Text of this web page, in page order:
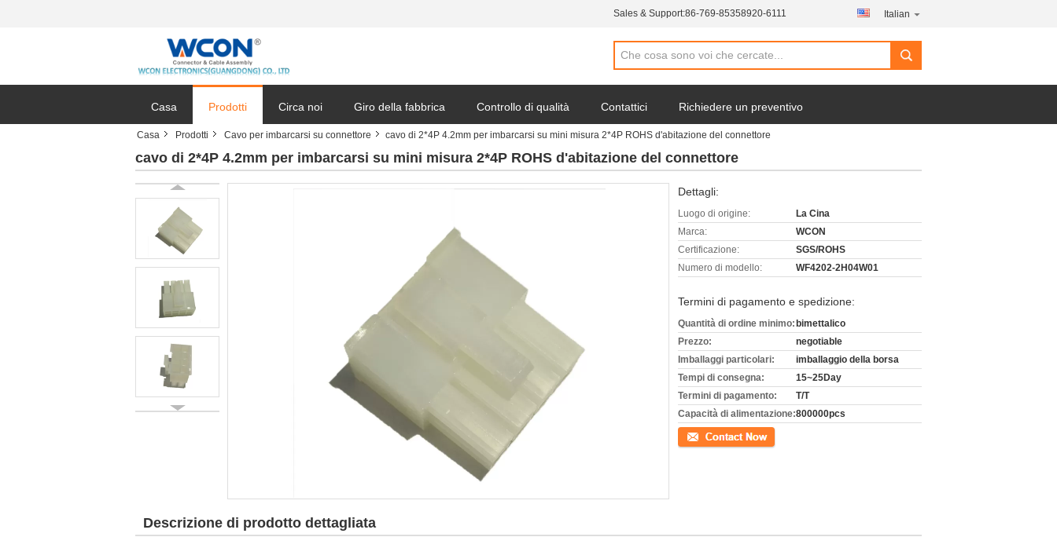
Sales & Support:86-769-85358920-6111 Italian
Casa Prodotti Circa noi Giro della fabbrica Controllo di qualità Contattici Richiedere un preventivo
Casa Prodotti Cavo per imbarcarsi su connettore cavo di 2*4P 4.2mm per imbarcarsi su mini misura 2*4P ROHS d'abitazione del connettore
cavo di 2*4P 4.2mm per imbarcarsi su mini misura 2*4P ROHS d'abitazione del connettore
Dettagli:
Luogo di origine:
La Cina
Marca:
WCON
Certificazione:
SGS/ROHS
Numero di modello:
WF4202-2H04W01
Termini di pagamento e spedizione:
Quantità di ordine minimo: bimettalico
Prezzo:
negotiable
Imballaggi particolari:
imballaggio della borsa
Tempi di consegna:
15~25Day
Termini di pagamento:
T/T
Capacità di alimentazione:800000pcs
Contatto
Descrizione di prodotto dettagliata